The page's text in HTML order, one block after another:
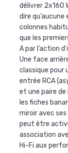
délivrer 2x160
dire
colonnes
que les
Apar l’action
Une face
classique pour
entrée RCA
et une paire
les fiches
miroir avec ses
peut être
association
Hi-Fi aux